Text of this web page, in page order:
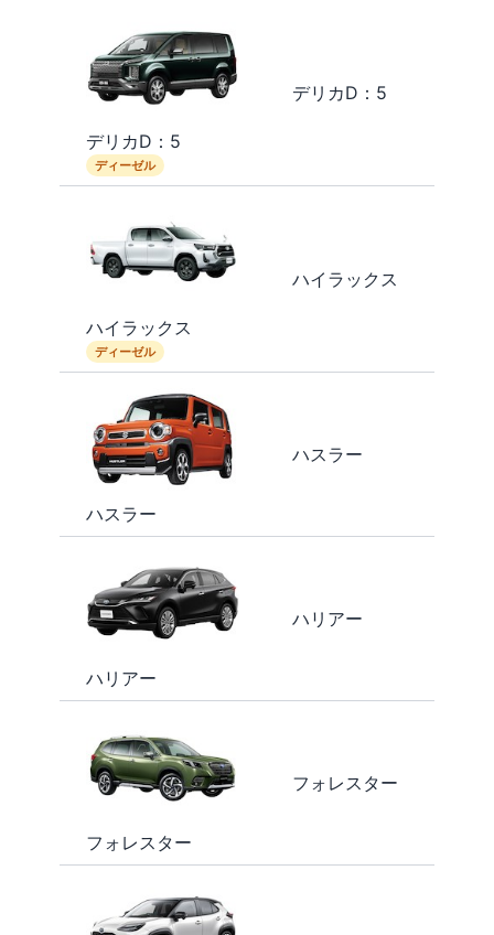
デリカD：5
ディーゼル
デリカD：5
ハイラックス
ディーゼル
ハイラックス
ハスラー
ハスラー
ハリアー
ハリアー
フォレスター
フォレスター